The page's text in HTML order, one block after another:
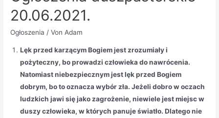
20.06.2021.
Ogłoszenia / Von Adam
Lęk przed karzącym Bogiem jest zrozumiały i
pożyteczny, bo prowadzi człowieka do nawrócenia.
Natomiast niebezpiecznym jest lęk przed Bogiem
dobrym, bo to oznacza wybór zła. Jeżeli dobro w oczach
ludzkich jawi się jako zagrożenie, niewiele jest miejsc w
duszy człowieka, w których panuje światło. Dlatego nie